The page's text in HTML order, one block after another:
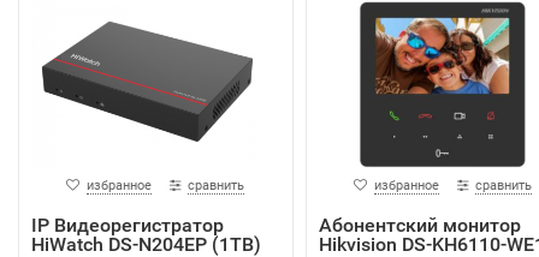
избранное сравнить
IP Видеорегистратор
HiWatch DS-N204EP (1TB)
избранное сравнить
Абонентский монитор
Hikvision DS-KH6110-